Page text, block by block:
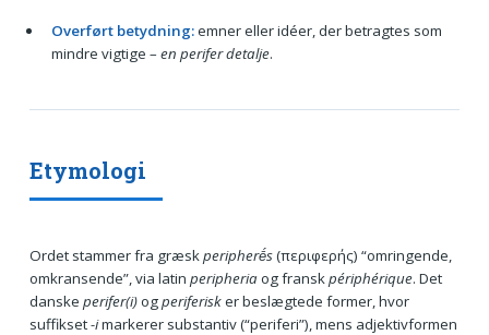
Overført betydning:emner eller idéer, der betragtes som
mindre vigtige –en perifer detalje.
Etymologi
Ordet stammer fra græskperipherḗs(περιφερής) “omringende,
omkransende”, via latin peripheriaog franskpériphérique. Det
danske perifer(i)ogperiferisker beslægtede former, hvor
suffikset-imarkerer substantiv (“periferi”), mens adjektivformen